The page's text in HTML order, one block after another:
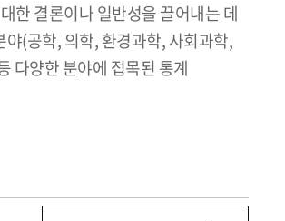
한 결론이나 일반성을 끌어내는 데
(공학, 의학, 환경과학, 사회과학,
다양한 분야에 접목된 통계